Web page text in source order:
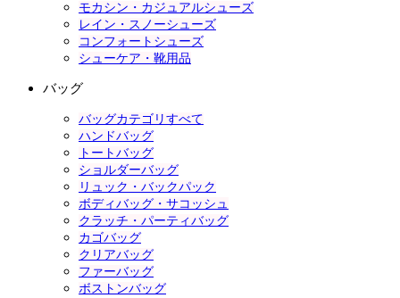
モカシン・カジュアルシューズ
レイン・スノーシューズ
コンフォートシューズ
シューケア・靴用品
バッグ
バッグカテゴリすべて
ハンドバッグ
トートバッグ
ショルダーバッグ
リュック・バックパック
ボディバッグ・サコッシュ
クラッチ・パーティバッグ
カゴバッグ
クリアバッグ
ファーバッグ
ボストンバッグ